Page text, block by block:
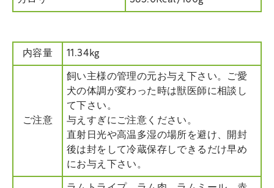
内容量 11.34kg
ご注意
飼い主様の管理の元お与え下さい。ご愛
犬の体調が変わった時は獣医師に相談し
て下さい。
与えすぎにご注意ください。
直射日光や高温多湿の場所を避け、開封
後は封をして冷蔵保存しできるだけ早め
にお与え下さい。